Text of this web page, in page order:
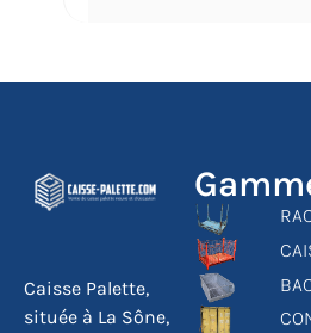
Caisse Palette,
située à La Sône,